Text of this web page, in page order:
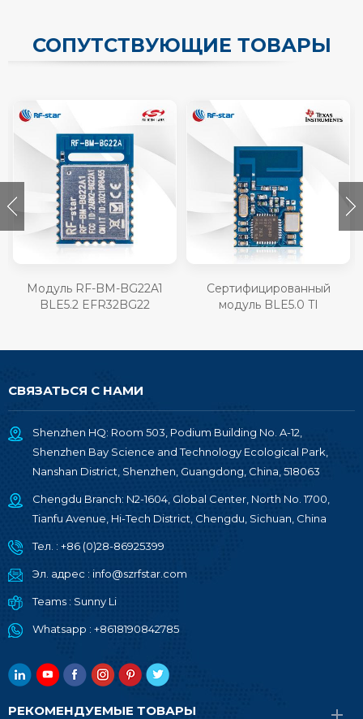
СОПУТСТВУЮЩИЕ ТОВАРЫ
Модуль RF-BM-BG22A1
BLE5.2 EFR32BG22
Сертифицированный
модуль BLE5.0 TI
СВЯЗАТЬСЯ С НАМИ
Shenzhen HQ: Room 503, Podium Building No. A-12,
Shenzhen Bay Science and Technology Ecological Park,
Nanshan District, Shenzhen, Guangdong, China, 518063
Chengdu Branch: N2-1604, Global Center, North No. 1700,
Tianfu Avenue, Hi-Tech District, Chengdu, Sichuan, China
Тел. : +86 (0)28-86925399
Эл. адрес : info@szrfstar.com
Teams : Sunny Li
Whatsapp : +8618190842785
РЕКОМЕНДУЕМЫЕ ТОВАРЫ